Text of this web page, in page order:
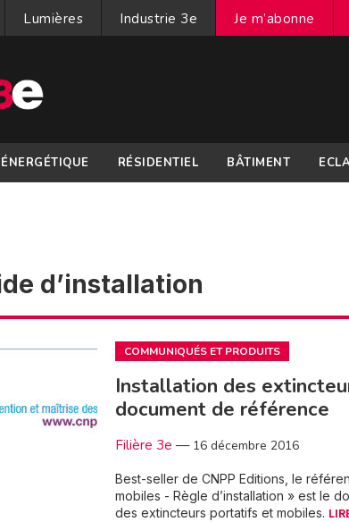
Lumières Industrie 3e Je m’abonne
RÉSIDENTIEL BÂTIMENT
d’installation
COMMUNIQUÉS ET PRODUITS
Installation des
document de référence
Filière 3e — 16 décembre 2016
Best-seller de CNPP Editions, le
mobiles - Règle d’installation » est le
des extincteurs portatifs et mobiles.